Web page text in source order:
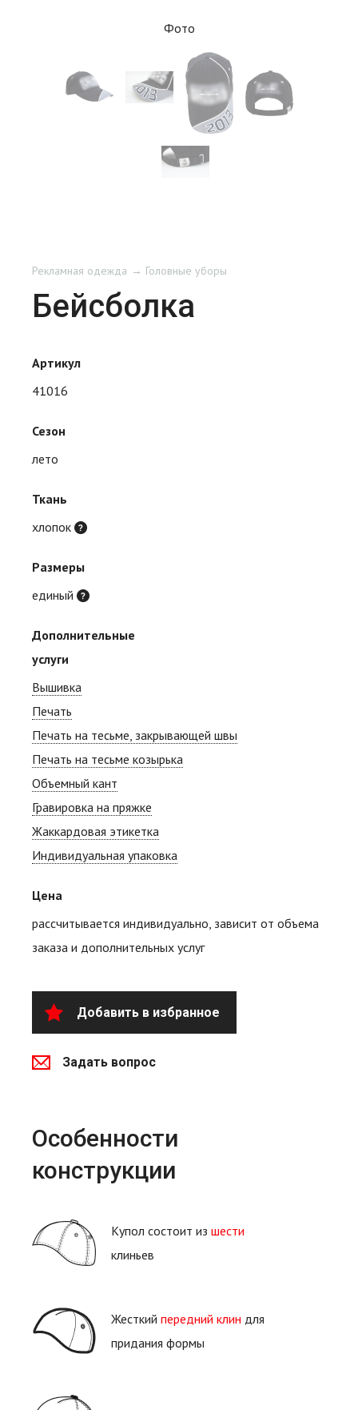
Фото
Рекламная одежда Головные уборы
Бейсболка
Артикул
41016
Сезон
лето
Ткань
хлопок
Размеры
единый
Дополнительные
услуги
Вышивка
Печать
Печать на тесьме, закрывающей швы
Печать на тесьме козырька
Объемный кант
Гравировка на пряжке
Жаккардовая этикетка
Индивидуальная упаковка
Цена
рассчитывается индивидуально, зависит от объема
заказа и дополнительных услуг
Добавить в избранное
Задать вопрос
Особенности
конструкции
Купол состоит из шести
клиньев
Жесткий передний клин для
придания формы